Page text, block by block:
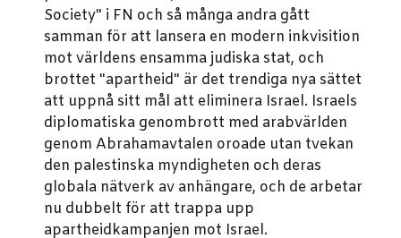
Society" i FN och så många andra gått
samman för att lansera en modern inkvisition
mot världens ensamma judiska stat, och
brottet "apartheid" är det trendiga nya sättet
att uppnå sitt mål att eliminera Israel. Israels
diplomatiska genombrott med arabvärlden
genom Abrahamavtalen oroade utan tvekan
den palestinska myndigheten och deras
globala nätverk av anhängare, och de arbetar
nu dubbelt för att trappa upp
apartheidkampanjen mot Israel.